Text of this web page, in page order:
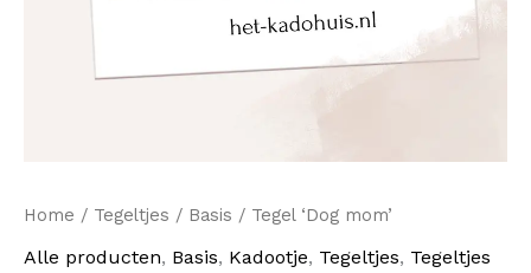
Home / Tegeltjes / Basis / Tegel ‘Dog mom’
Alle producten, Basis, Kadootje, Tegeltjes, Tegeltjes